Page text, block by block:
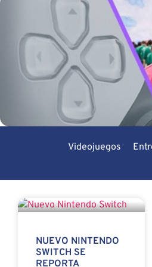
Videojuegos
NUEVO NINTENDO
SWITCH SE
REPORTA